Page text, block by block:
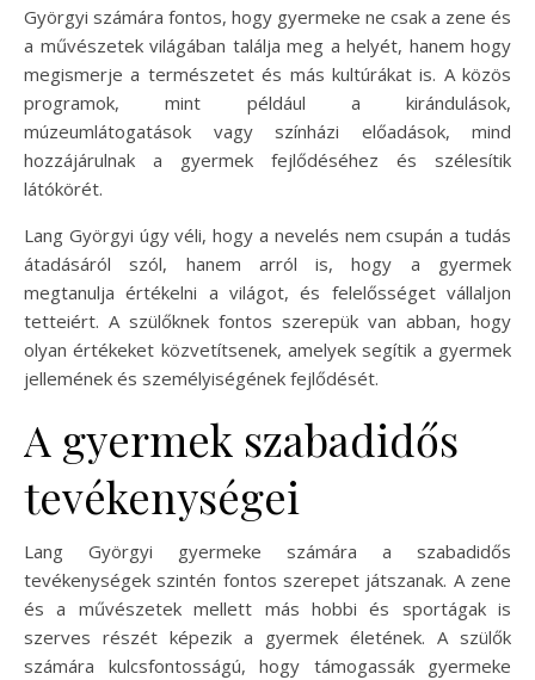
Györgyi számára fontos, hogy gyermeke ne csak a zene és
a művészetek világában találja meg a helyét, hanem hogy
megismerje a természetet és más kultúrákat is. A közös
programok, mint például a kirándulások,
múzeumlátogatások vagy színházi előadások, mind
hozzájárulnak a gyermek fejlődéséhez és szélesítik
látókörét.
Lang Györgyi úgy véli, hogy a nevelés nem csupán a tudás
átadásáról szól, hanem arról is, hogy a gyermek
megtanulja értékelni a világot, és felelősséget vállaljon
tetteiért. A szülőknek fontos szerepük van abban, hogy
olyan értékeket közvetítsenek, amelyek segítik a gyermek
jellemének és személyiségének fejlődését.
A gyermek szabadidős
tevékenységei
Lang Györgyi gyermeke számára a szabadidős
tevékenységek szintén fontos szerepet játszanak. A zene
és a művészetek mellett más hobbi és sportágak is
szerves részét képezik a gyermek életének. A szülők
számára kulcsfontosságú, hogy támogassák gyermeke